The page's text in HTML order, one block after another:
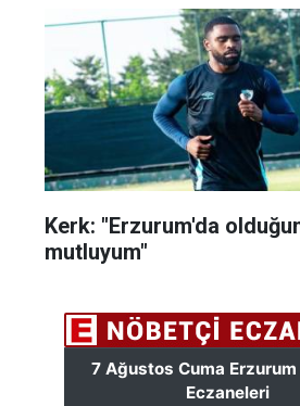
Kerk: "Erzurum'da
mutluyum"